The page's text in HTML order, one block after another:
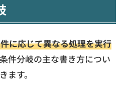
に応じて異なる処理を実行
件分岐の主な書き方につい
ます。